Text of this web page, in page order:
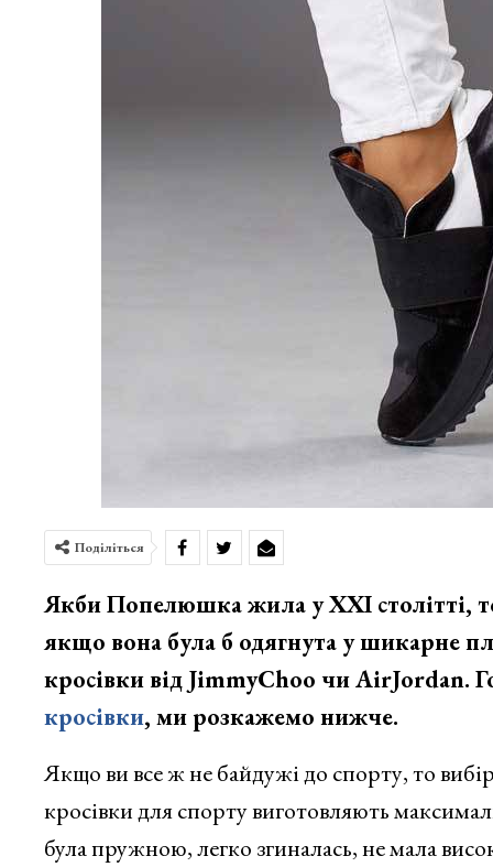
Поділіться
Якби Попелюшка жила у ХХІ столітті,
якщо вона була б одягнута у шикарне
кросівки від JimmyСhoo чи AirJordan.
кросівки, ми розкажемо нижче.
Якщо ви все ж не байдужі до спорту, то
кросівки для спорту виготовляють
була пружною, легко згиналась, не мала